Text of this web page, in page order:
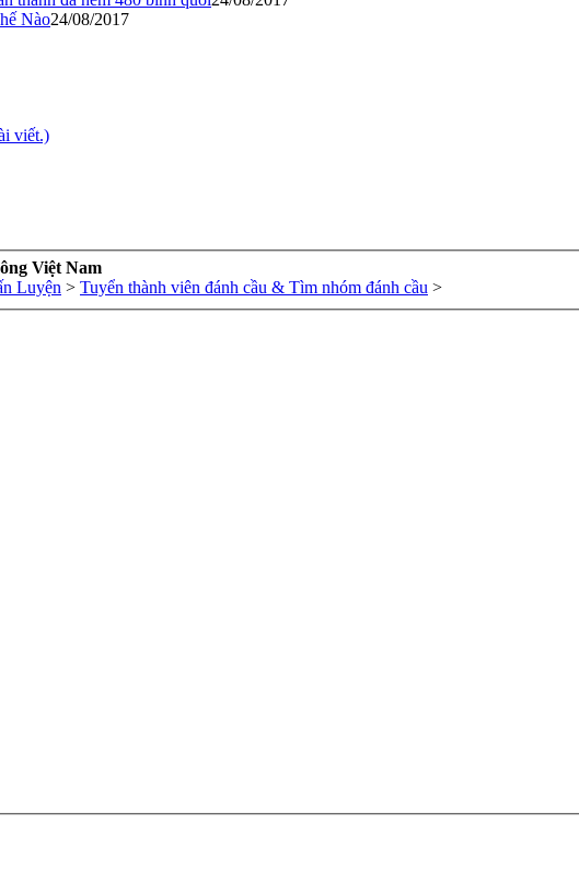
Nào24/08/2017
viết.)
Việt Nam
Luyện > Tuyển thành viên đánh cầu & Tìm nhóm đánh cầu >